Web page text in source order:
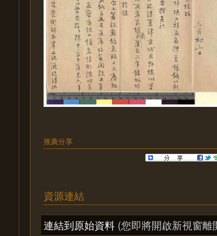
推薦分享
資源連結
連結到原始資料 (您即將開啟新視窗離